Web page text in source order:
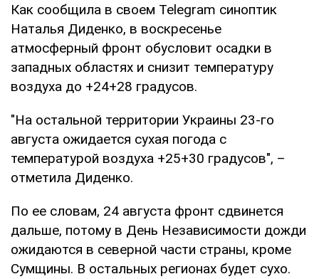
Как сообщила в своем Telegram синоптик
Наталья Диденко, в воскресенье
атмосферный фронт обусловит осадки в
западных областях и снизит температуру
воздуха до +24+28 градусов.
"На остальной территории Украины 23-го
августа ожидается сухая погода с
температурой воздуха +25+30 градусов", –
отметила Диденко.
По ее словам, 24 августа фронт сдвинется
дальше, потому в День Независимости дожди
ожидаются в северной части страны, кроме
Сумщины. В остальных регионах будет сухо.